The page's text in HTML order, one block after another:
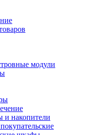
модули
и накопители